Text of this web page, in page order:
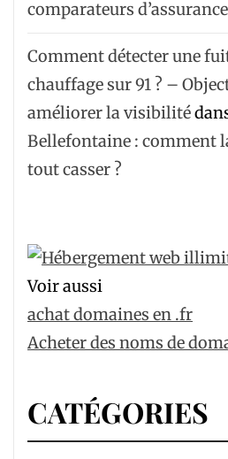
comparateurs
Comment détecter une
chauffage sur 91 ? –
améliorer la visibilité
Bellefontaine : comment
tout casser ?
Voir aussi
achat domaines en .fr
Acheter des noms de
CATÉGORIES